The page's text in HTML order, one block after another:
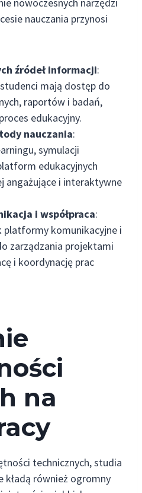
nauczania przynosi
źródeł informacji:
mają dostęp do
raportów i badań,
edukacyjny.
nauczania:
symulacji
edukacyjnych
angażujące i interaktywne
i współpraca:
platformy komunikacyjne i
zarządzania projektami
i koordynację prac
na
technicznych, studia
kładą również ogromny